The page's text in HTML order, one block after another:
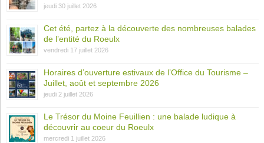
jeudi 30 juillet 2026
Cet été, partez à la découverte des nombreuses balades
de l’entité du Roeulx
vendredi 17 juillet 2026
Horaires d’ouverture estivaux de l’Office du Tourisme –
Juillet, août et septembre 2026
jeudi 2 juillet 2026
Le Trésor du Moine Feuillien : une balade ludique à
découvrir au coeur du Roeulx
mercredi 1 juillet 2026